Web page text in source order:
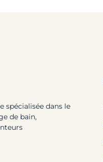
spécialisée dans le
de bain,